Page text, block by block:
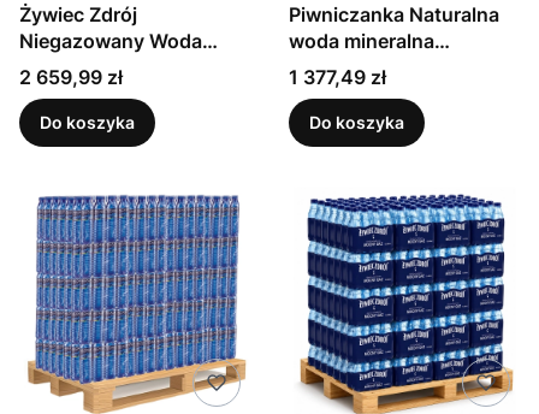
Żywiec Zdrój
Niegazowany Woda
źródlana 700 ml x 1020
sztuk
Cena
2 659,99 zł
Do koszyka
Piwniczanka Naturalna
woda mineralna
średnionasycona CO2
0,5 l Paleta x 648 sztuk
Cena
1 377,49 zł
Do koszyka